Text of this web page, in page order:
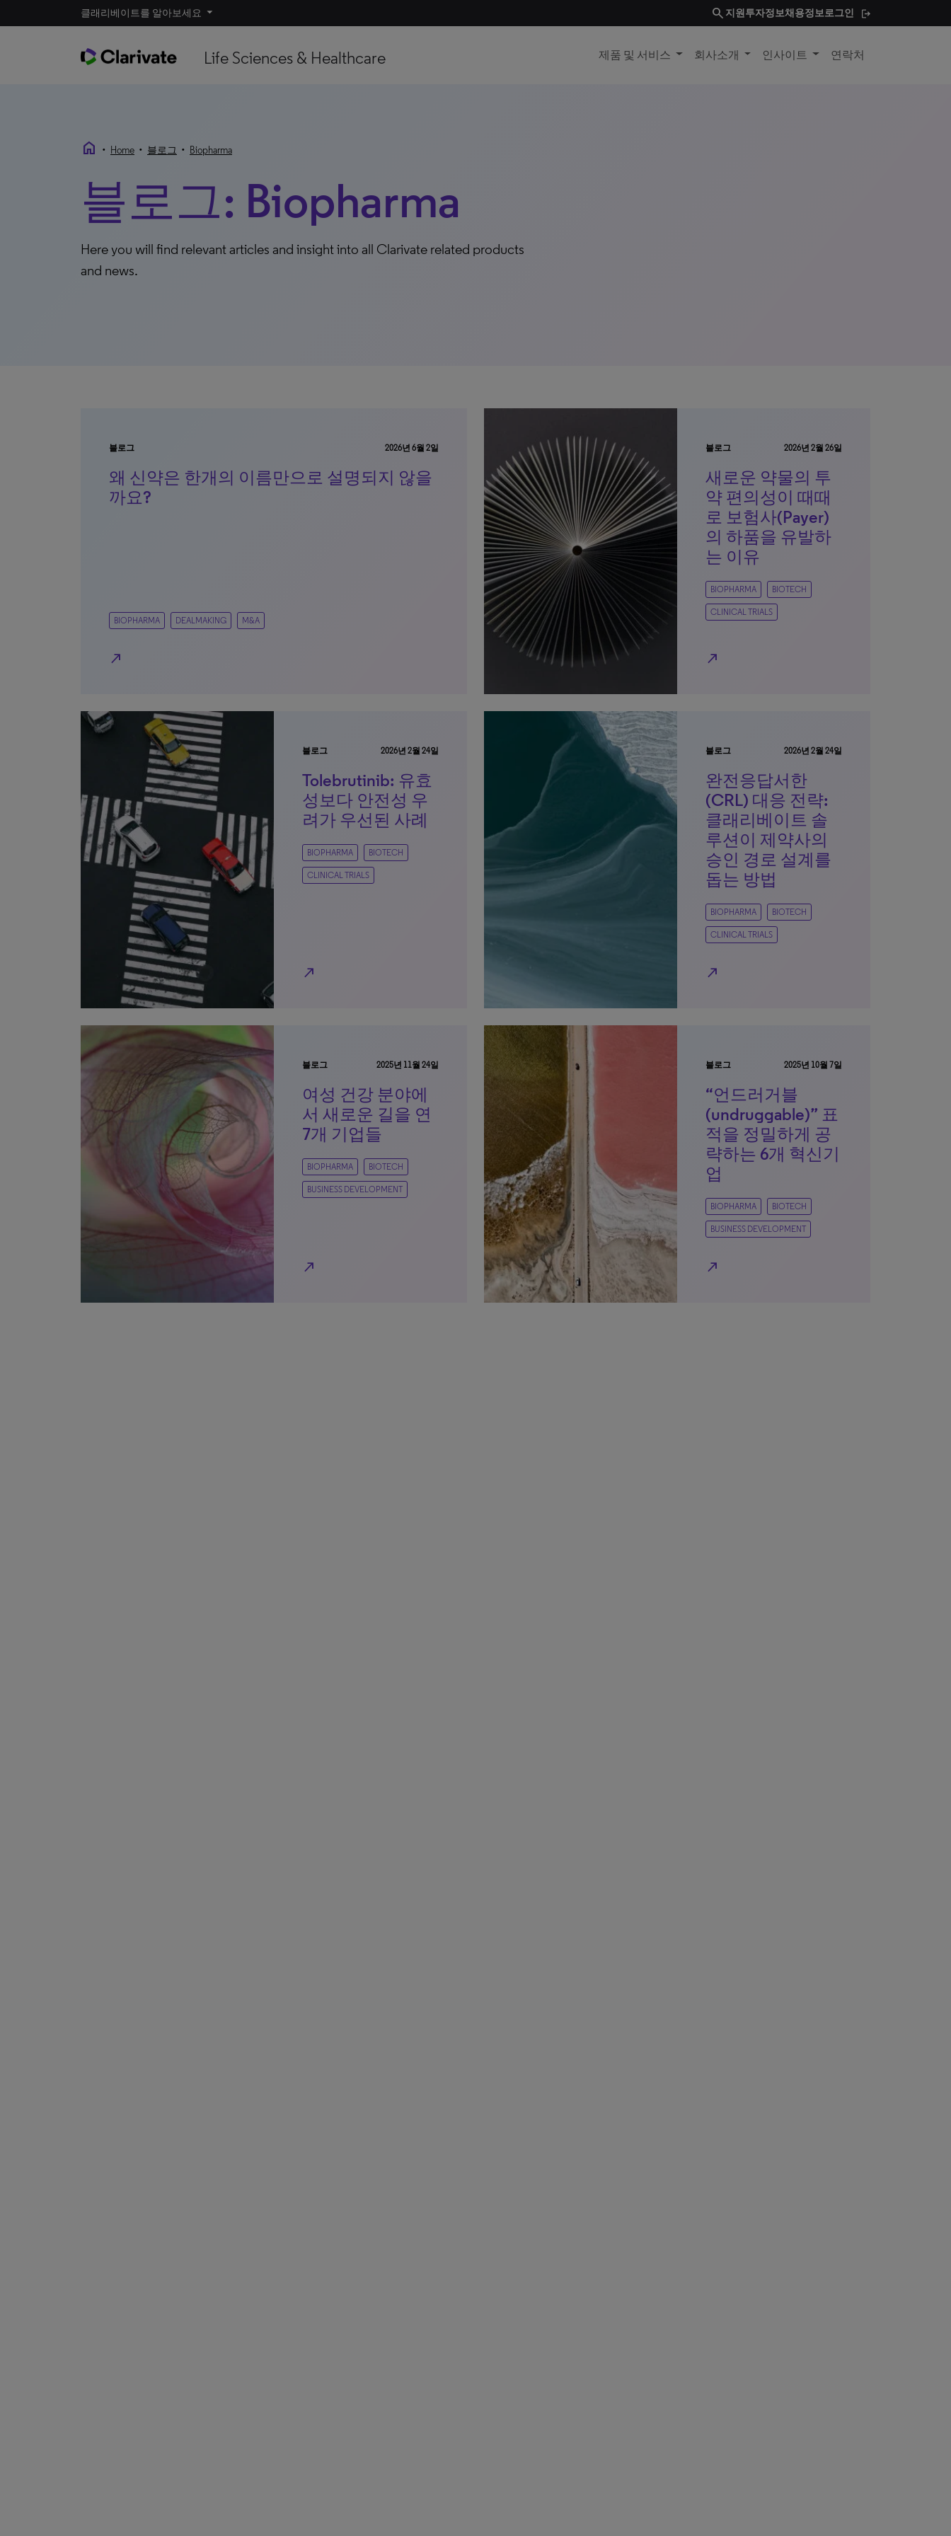
클래리베이트를 알아보세요 search 지원투자정보채용정보로그인
Life Sciences & Healthcare 제품 및 서비스 회사소개 인사이트 연락처
home • Home • 블로그 • Biopharma
블로그: Biopharma
Here you will find relevant articles and insight into all Clarivate related products
and news.
블로그 2026년 6월 2일
왜 신약은 한개의 이름만으로 설명되지 않을
까요?
BIOPHARMA DEALMAKING M&A
north_east
블로그 2026년 2월 26일
새로운 약물의 투
약 편의성이 때때
로 보험사(Payer)
의 하품을 유발하
는 이유
BIOPHARMA BIOTECH
CLINICAL TRIALS
north_east
블로그 2026년 2월 24일
Tolebrutinib: 유효
성보다 안전성 우
려가 우선된 사례
BIOPHARMA BIOTECH
CLINICAL TRIALS
north_east
블로그 2026년 2월 24일
완전응답서한
(CRL) 대응 전략:
클래리베이트 솔
루션이 제약사의
승인 경로 설계를
돕는 방법
BIOPHARMA BIOTECH
CLINICAL TRIALS
north_east
블로그 2025년 11월 24일
여성 건강 분야에
서 새로운 길을 연
7개 기업들
BIOPHARMA BIOTECH
BUSINESS DEVELOPMENT
north_east
블로그 2025년 10월 7일
“언드러거블
(undruggable)” 표
적을 정밀하게 공
략하는 6개 혁신기
업
BIOPHARMA BIOTECH
BUSINESS DEVELOPMENT
north_east